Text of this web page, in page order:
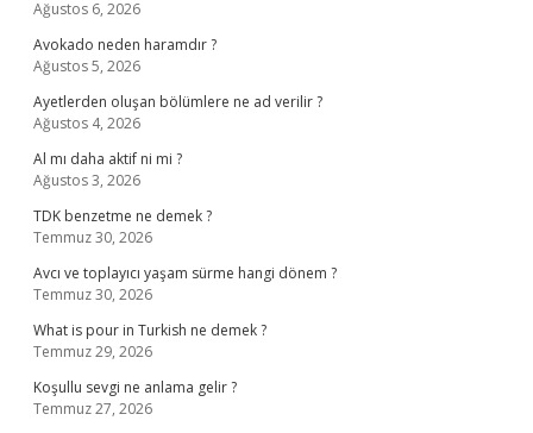
Ağustos 6, 2026
Avokado neden haramdır ?
Ağustos 5, 2026
Ayetlerden oluşan bölümlere ne ad verilir ?
Ağustos 4, 2026
Al mı daha aktif ni mi ?
Ağustos 3, 2026
TDK benzetme ne demek ?
Temmuz 30, 2026
Avcı ve toplayıcı yaşam sürme hangi dönem ?
Temmuz 30, 2026
What is pour in Turkish ne demek ?
Temmuz 29, 2026
Koşullu sevgi ne anlama gelir ?
Temmuz 27, 2026